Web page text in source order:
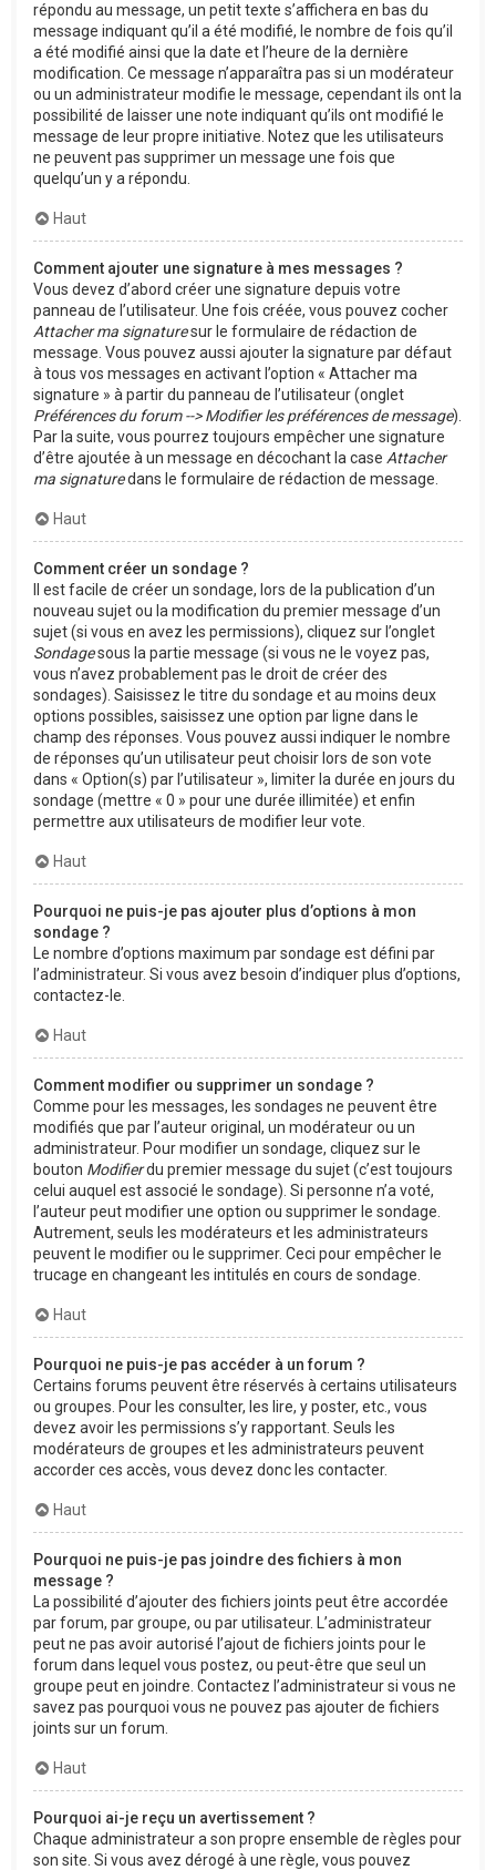
répondu au message, un petit texte s’affichera en bas du
message indiquant qu’il a été modifié, le nombre de fois qu’il
a été modifié ainsi que la date et l’heure de la dernière
modification. Ce message n’apparaîtra pas si un modérateur
ou un administrateur modifie le message, cependant ils ont la
possibilité de laisser une note indiquant qu’ils ont modifié le
message de leur propre initiative. Notez que les utilisateurs
ne peuvent pas supprimer un message une fois que
quelqu’un y a répondu.
Haut
Comment ajouter une signature à mes messages ?
Vous devez d’abord créer une signature depuis votre
panneau de l’utilisateur. Une fois créée, vous pouvez cocher
Attacher ma signaturesur le formulaire de rédaction de
message. Vous pouvez aussi ajouter la signature par défaut
à tous vos messages en activant l’option « Attacher ma
signature » à partir du panneau de l’utilisateur (onglet
Préférences du forum --> Modifier les préférences de message).
Par la suite, vous pourrez toujours empêcher une signature
d’être ajoutée à un message en décochant la case Attacher
ma signaturedans le formulaire de rédaction de message.
Haut
Comment créer un sondage ?
Il est facile de créer un sondage, lors de la publication d’un
nouveau sujet ou la modification du premier message d’un
sujet (si vous en avez les permissions), cliquez sur l’onglet
Sondagesous la partie message (si vous ne le voyez pas,
vous n’avez probablement pas le droit de créer des
sondages). Saisissez le titre du sondage et au moins deux
options possibles, saisissez une option par ligne dans le
champ des réponses. Vous pouvez aussi indiquer le nombre
de réponses qu’un utilisateur peut choisir lors de son vote
dans « Option(s) par l’utilisateur », limiter la durée en jours du
sondage (mettre « 0 » pour une durée illimitée) et enfin
permettre aux utilisateurs de modifier leur vote.
Haut
Pourquoi ne puis-je pas ajouter plus d’options à mon
sondage ?
Le nombre d’options maximum par sondage est défini par
l’administrateur. Si vous avez besoin d’indiquer plus d’options,
contactez-le.
Haut
Comment modifier ou supprimer un sondage ?
Comme pour les messages, les sondages ne peuvent être
modifiés que par l’auteur original, un modérateur ou un
administrateur. Pour modifier un sondage, cliquez sur le
bouton Modifierdu premier message du sujet (c’est toujours
celui auquel est associé le sondage). Si personne n’a voté,
l’auteur peut modifier une option ou supprimer le sondage.
Autrement, seuls les modérateurs et les administrateurs
peuvent le modifier ou le supprimer. Ceci pour empêcher le
trucage en changeant les intitulés en cours de sondage.
Haut
Pourquoi ne puis-je pas accéder à un forum ?
Certains forums peuvent être réservés à certains utilisateurs
ou groupes. Pour les consulter, les lire, y poster, etc., vous
devez avoir les permissions s’y rapportant. Seuls les
modérateurs de groupes et les administrateurs peuvent
accorder ces accès, vous devez donc les contacter.
Haut
Pourquoi ne puis-je pas joindre des fichiers à mon
message ?
La possibilité d’ajouter des fichiers joints peut être accordée
par forum, par groupe, ou par utilisateur. L’administrateur
peut ne pas avoir autorisé l’ajout de fichiers joints pour le
forum dans lequel vous postez, ou peut-être que seul un
groupe peut en joindre. Contactez l’administrateur si vous ne
savez pas pourquoi vous ne pouvez pas ajouter de fichiers
joints sur un forum.
Haut
Pourquoi ai-je reçu un avertissement ?
Chaque administrateur a son propre ensemble de règles pour
son site. Si vous avez dérogé à une règle, vous pouvez